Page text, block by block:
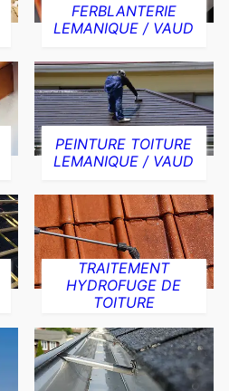
FERBLANTERIE
LEMANIQUE / VAUD
PEINTURE TOITURE
LEMANIQUE / VAUD
TRAITEMENT
HYDROFUGE DE
TOITURE